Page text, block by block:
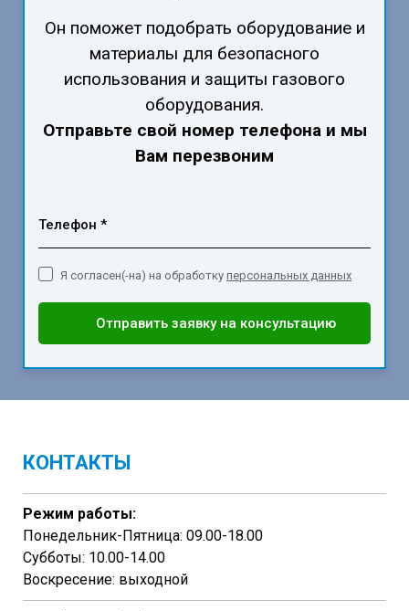
Он поможет подобрать оборудование и
материалы для безопасного
использования и защиты газового
оборудования.
Отправьте свой номер телефона и мы
Вам перезвоним
Телефон *
Отправить заявку на консультацию
Я согласен(-на) на обработку персональных данных
КОНТАКТЫ
Режим работы:
Понедельник-Пятница: 09.00-18.00
Субботы: 10.00-14.00
Воскресение: выходной